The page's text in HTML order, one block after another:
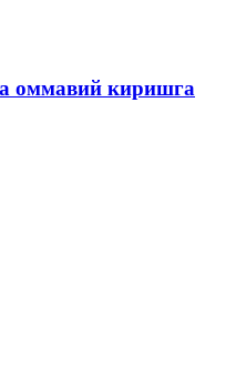
оммавий киришга